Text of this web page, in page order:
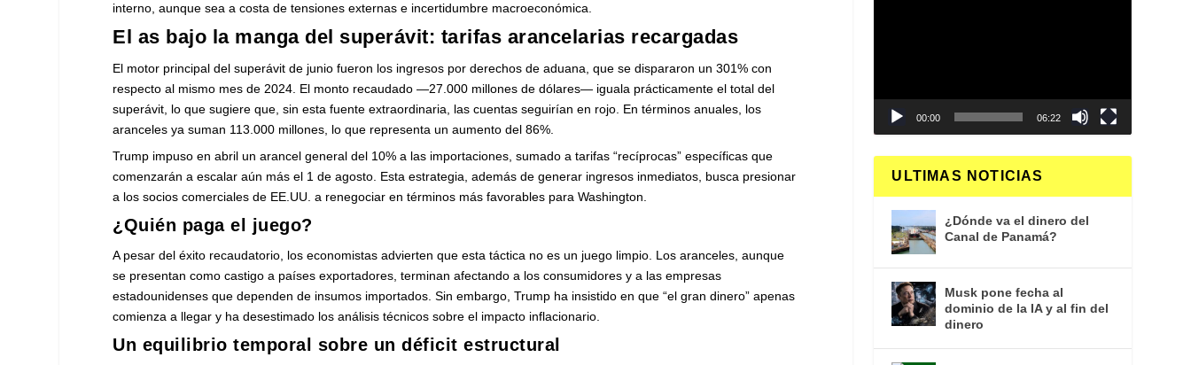
interno, aunque sea a costa de tensiones externas e incertidumbre macroeconómica.
El as bajo la manga del superávit: tarifas arancelarias recargadas
El motor principal del superávit de junio fueron los ingresos por derechos de aduana, que se dispararon un 301% con
respecto al mismo mes de 2024. El monto recaudado —27.000 millones de dólares— iguala prácticamente el total del
superávit, lo que sugiere que, sin esta fuente extraordinaria, las cuentas seguirían en rojo. En términos anuales, los
aranceles ya suman 113.000 millones, lo que representa un aumento del 86%.
Trump impuso en abril un arancel general del 10% a las importaciones, sumado a tarifas “recíprocas” específicas que
comenzarán a escalar aún más el 1 de agosto. Esta estrategia, además de generar ingresos inmediatos, busca presionar
a los socios comerciales de EE.UU. a renegociar en términos más favorables para Washington.
¿Quién paga el juego?
A pesar del éxito recaudatorio, los economistas advierten que esta táctica no es un juego limpio. Los aranceles, aunque
se presentan como castigo a países exportadores, terminan afectando a los consumidores y a las empresas
estadounidenses que dependen de insumos importados. Sin embargo, Trump ha insistido en que “el gran dinero” apenas
comienza a llegar y ha desestimado los análisis técnicos sobre el impacto inflacionario.
Un equilibrio temporal sobre un déficit estructural
00:00 06:22
ULTIMAS NOTICIAS
¿Dónde va el dinero del
Canal de Panamá?
Musk pone fecha al
dominio de la IA y al fin del
dinero